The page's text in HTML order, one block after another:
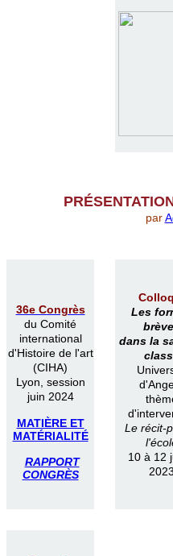
PRÉ
par
36e Congrès
du Comité
international
d'Histoire de l'art
(CIHA)
Lyon, session
juin 2024
MATIÈRE ET
MATÉRIALITÉ
RAPPORT
CONGRÈS
Les
dans la
Le récit-
10 à 12
2023